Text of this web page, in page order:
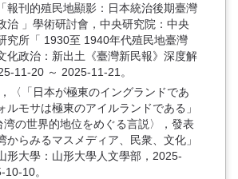
報刊的殖民地顯影：日本統治後期臺灣
治 」學術研討會，中央研究院：中央
究所「 1930至 1940年代殖民地臺灣
化政治：新出土《臺灣新民報》深度解
11-20 ～ 2025-11-21。
〈「日本が極東のイングランドであ
ルモサは極東のアイルランドである」
の世界的地位をめぐる言説〉，發表
からみるマスメディア、民衆、文化」
形大學：山形大學人文學部，2025-
10。